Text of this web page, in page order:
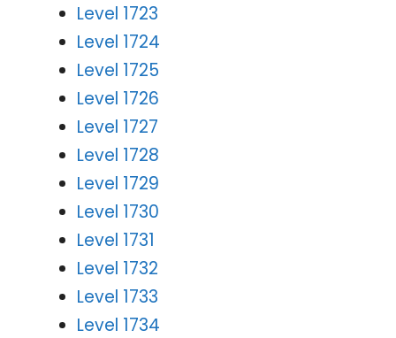
Level 1723
Level 1724
Level 1725
Level 1726
Level 1727
Level 1728
Level 1729
Level 1730
Level 1731
Level 1732
Level 1733
Level 1734